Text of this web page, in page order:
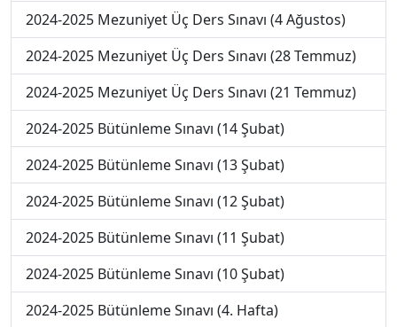
2024-2025 Mezuniyet Üç Ders Sınavı (4 Ağustos)
2024-2025 Mezuniyet Üç Ders Sınavı (28 Temmuz)
2024-2025 Mezuniyet Üç Ders Sınavı (21 Temmuz)
2024-2025 Bütünleme Sınavı (14 Şubat)
2024-2025 Bütünleme Sınavı (13 Şubat)
2024-2025 Bütünleme Sınavı (12 Şubat)
2024-2025 Bütünleme Sınavı (11 Şubat)
2024-2025 Bütünleme Sınavı (10 Şubat)
2024-2025 Bütünleme Sınavı (4. Hafta)